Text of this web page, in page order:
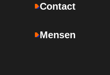
Contact
Mensen